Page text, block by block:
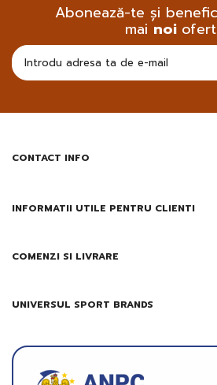
Abonează-te și
mainoi
sa
primesc
informatii
CONTACT INFO
INFORMATII UTILE PENTRU CLIENTI
COMENZI SI LIVRARE
UNIVERSUL SPORT BRANDS